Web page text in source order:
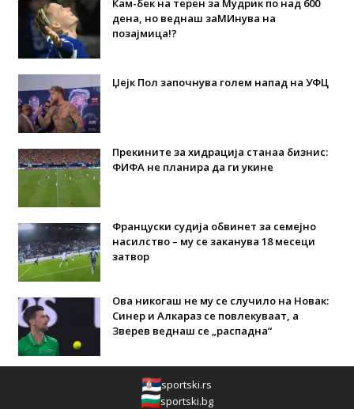
Кам-бек на терен за Мудрик по над 600
дена, но веднаш заМИнува на
позајмица!?
Џејк Пол започнува голем напад на УФЦ
Прекините за хидрација станаа бизнис:
ФИФА не планира да ги укине
Француски судија обвинет за семејно
насилство – му се заканува 18 месеци
затвор
Ова никогаш не му се случило на Новак:
Синер и Алкараз се повлекуваат, а
Зверев веднаш се „распадна“
sportski.rs
sportski.bg